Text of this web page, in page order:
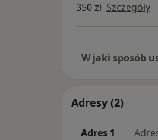
350 zł Szczegóły
W jaki sposób
Adresy (2)
Adres 1